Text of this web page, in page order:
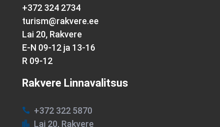
+372 324 2734
turism@rakvere.ee
Lai 20, Rakvere
E-N 09-12 ja 13-16
R 09-12
Rakvere Linnavalitsus
 +372 322 5870
 Lai 20, Rakvere